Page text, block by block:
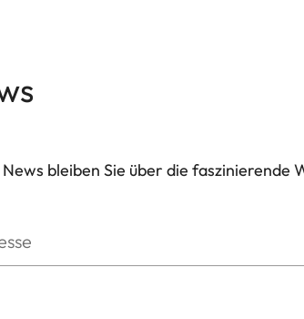
bleiben Sie über die